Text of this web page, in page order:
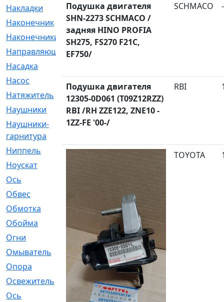
Накладки
[1]
Наконечник
[743]
Наконечники
[119]
Направляющая
[43]
Насадка
Насос
Натяжитель
[125]
Наушники
[8]
Наушники-
гарнитура
[2]
Ниппель
[1]
Ноускат
Оcь
Обвес
Обмотка
[4]
Обойма
Огни
[1]
Омыватель
Опора
[1]
Освежитель
[1]
Ось
[4]
Подушка двигателя
SHN-2273 SCHMACO /
задняя HINO PROFIA
SH275, FS270 F21C,
EF750/
SCHMACO -
Подушка двигателя
12305-0D061 (T09Z12RZZ)
RBI /RH ZZE122, ZNE10 -
1ZZ-FE '00-/
RBI
TOYOTA